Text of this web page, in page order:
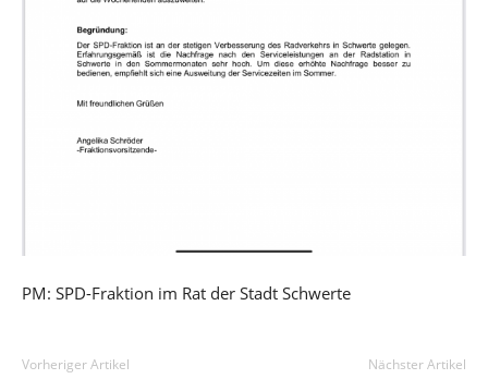
PM: SPD-Fraktion im Rat der Stadt Schwerte
Vorheriger Artikel Nächster Artikel